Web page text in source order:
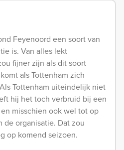
Feyenoord een soort van
is. Van alles lekt
fijner zijn als dit soort
als Tottenham zich
Tottenham uiteindelijk niet
hij het toch verbruid bij een
misschien ook wel tot op
organisatie. Dat zou
op komend seizoen.